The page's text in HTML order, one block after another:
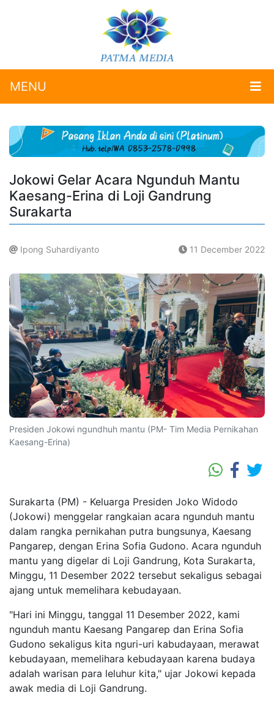
MENU
Jokowi Gelar Acara Ngunduh Mantu
Kaesang-Erina di Loji Gandrung
Surakarta
Ipong Suhardiyanto 11 December 2022
Presiden Jokowi ngundhuh mantu (PM- Tim Media Pernikahan
Kaesang-Erina)
Surakarta (PM) - Keluarga Presiden Joko Widodo
(Jokowi) menggelar rangkaian acara ngunduh mantu
dalam rangka pernikahan putra bungsunya, Kaesang
Pangarep, dengan Erina Sofia Gudono. Acara ngunduh
mantu yang digelar di Loji Gandrung, Kota Surakarta,
Minggu, 11 Desember 2022 tersebut sekaligus sebagai
ajang untuk memelihara kebudayaan.
"Hari ini Minggu, tanggal 11 Desember 2022, kami
ngunduh mantu Kaesang Pangarep dan Erina Sofia
Gudono sekaligus kita nguri-uri kabudayaan, merawat
kebudayaan, memelihara kebudayaan karena budaya
adalah warisan para leluhur kita," ujar Jokowi kepada
awak media di Loji Gandrung.